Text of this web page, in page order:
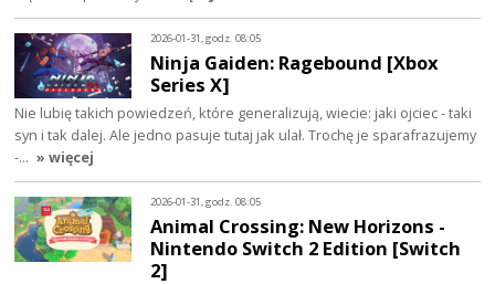
2026-01-31, godz. 08:05
Ninja Gaiden: Ragebound [Xbox
Series X]
Nie lubię takich powiedzeń, które generalizują, wiecie: jaki ojciec - taki
syn i tak dalej. Ale jedno pasuje tutaj jak ulał. Trochę je sparafrazujemy
-… » więcej
2026-01-31, godz. 08:05
Animal Crossing: New Horizons -
Nintendo Switch 2 Edition [Switch
2]